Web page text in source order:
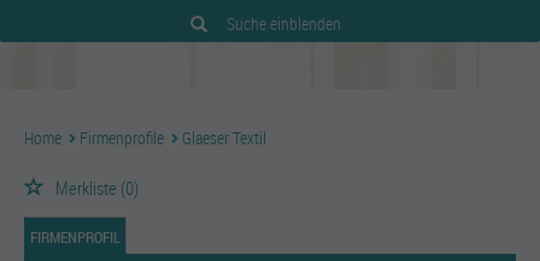
Suche einblenden
Home Firmenprofile Glaeser Textil
Merkliste (0)
FIRMENPROFIL